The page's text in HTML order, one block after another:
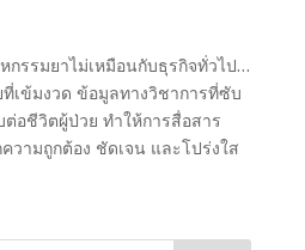
กรรมยาไม่เหมือนกับธุรกิจทั่วไป…
เข้มงวด ข้อมูลทางวิชาการที่ซับ
อชีวิตผู้ป่วย ทำให้การสื่อสาร
วามถูกต้อง ชัดเจน และโปร่งใส